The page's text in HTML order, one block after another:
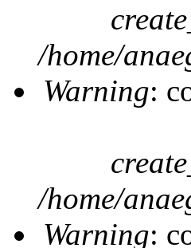
/home/
Warning:
/home/
Warning: